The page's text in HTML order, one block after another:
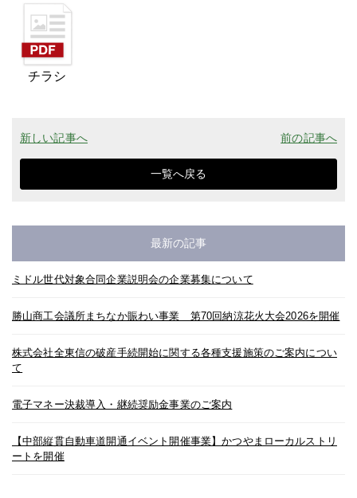
チラシ
新しい記事へ 前の記事へ
一覧へ戻る
最新の記事
ミドル世代対象合同企業説明会の企業募集について
勝山商工会議所まちなか賑わい事業 第70回納涼花火大会2026を開催
株式会社全東信の破産手続開始に関する各種支援施策のご案内につい
て
電子マネー決裁導入・継続奨励金事業のご案内
【中部縦貫自動車道開通イベント開催事業】かつやまローカルストリ
ートを開催